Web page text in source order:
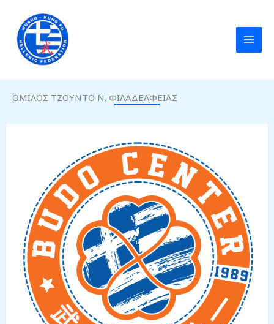
περιεχόμενο
ΟΜΙΛΟΣ ΤΖΟΥΝΤΟ Ν. ΦΙΛΑΔΕΛΦΕΙΑΣ